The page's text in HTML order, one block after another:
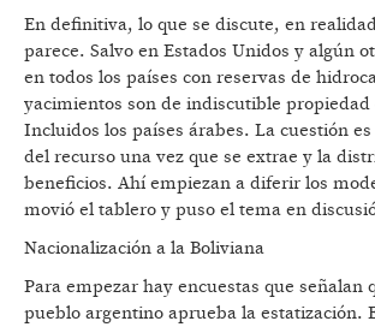
En definitiva, lo que se discute, en
parece. Salvo en Estados Unidos y algún
en todos los países con reservas de
yacimientos son de indiscutible propiedad
Incluidos los países árabes. La cuestión
del recurso una vez que se extrae y la
beneficios. Ahí empiezan a diferir los
movió el tablero y puso el tema en
Nacionalización a la Boliviana
Para empezar hay encuestas que señalan
pueblo argentino aprueba la estatización.